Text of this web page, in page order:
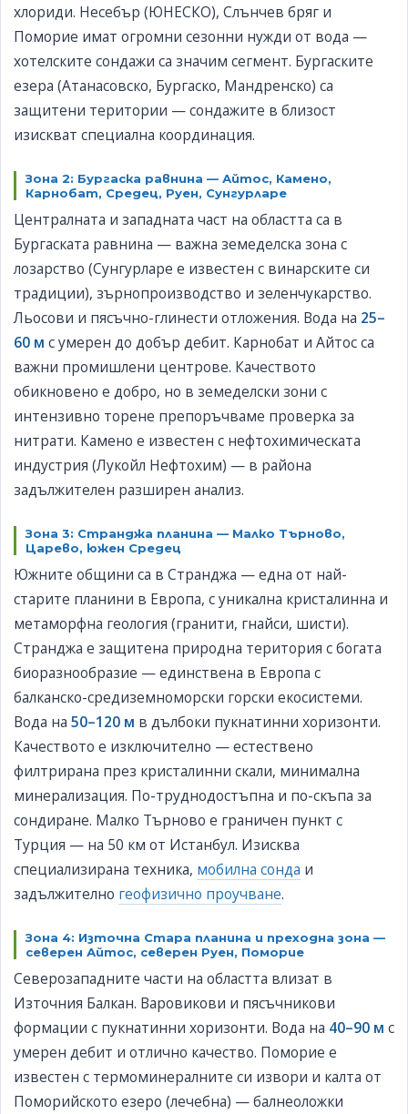
хлориди. Несебър (ЮНЕСКО), Слънчев бряг и
Поморие имат огромни сезонни нужди от вода —
хотелските сондажи са значим сегмент. Бургаските
езера (Атанасовско, Бургаско, Мандренско) са
защитени територии — сондажите в близост
изискват специална координация.
Зона 2: Бургаска равнина — Айтос, Камено,
Карнобат, Средец, Руен, Сунгурларе
Централната и западната част на областта са в
Бургаската равнина — важна земеделска зона с
лозарство (Сунгурларе е известен с винарските си
традиции), зърнопроизводство и зеленчукарство.
Льосови и пясъчно-глинести отложения. Вода на 25–
60 м с умерен до добър дебит. Карнобат и Айтос са
важни промишлени центрове. Качеството
обикновено е добро, но в земеделски зони с
интензивно торене препоръчваме проверка за
нитрати. Камено е известен с нефтохимическата
индустрия (Лукойл Нефтохим) — в района
задължителен разширен анализ.
Зона 3: Странджа планина — Малко Търново,
Царево, южен Средец
Южните общини са в Странджа — една от най-
старите планини в Европа, с уникална кристалинна и
метаморфна геология (гранити, гнайси, шисти).
Странджа е защитена природна територия с богата
биоразнообразие — единствена в Европа с
балканско-средиземноморски горски екосистеми.
Вода на 50–120 м в дълбоки пукнатинни хоризонти.
Качеството е изключително — естествено
филтрирана през кристалинни скали, минимална
минерализация. По-труднодостъпна и по-скъпа за
сондиране. Малко Търново е граничен пункт с
Турция — на 50 км от Истанбул. Изисква
специализирана техника, мобилна сонда и
задължително геофизично проучване.
Зона 4: Източна Стара планина и преходна зона —
северен Айтос, северен Руен, Поморие
Северозападните части на областта влизат в
Източния Балкан. Варовикови и пясъчникови
формации с пукнатинни хоризонти. Вода на 40–90 м с
умерен дебит и отлично качество. Поморие е
известен с термоминералните си извори и калта от
Поморийското езеро (лечебна) — балнеоложки